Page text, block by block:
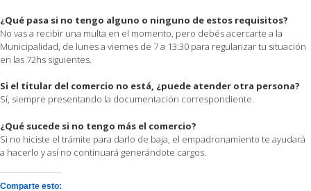
¿Qué pasa si no tengo alguno o ninguno de estos requisitos?
No vas a recibir una multa en el momento, pero debés acercarte a la
Municipalidad, de lunes a viernes de 7 a 13:30 para regularizar tu situación
en las 72hs siguientes.
Si el titular del comercio no está, ¿puede atender otra persona?
Sí, siempre presentando la documentación correspondiente.
¿Qué sucede si no tengo más el comercio?
Si no hiciste el trámite para darlo de baja, el empadronamiento te ayudará
a hacerlo y así no continuará generándote cargos.
Comparte esto: